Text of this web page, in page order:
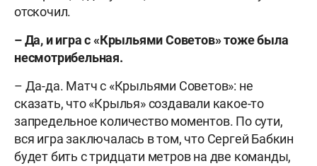
отскочил.
– Да, и игра с «Крыльями Советов» тоже была
несмотрибельная.
– Да-да. Матч с «Крыльями Советов»: не
сказать, что «Крылья» создавали какое-то
запредельное количество моментов. По сути,
вся игра заключалась в том, что Сергей Бабкин
будет бить с тридцати метров на две команды,